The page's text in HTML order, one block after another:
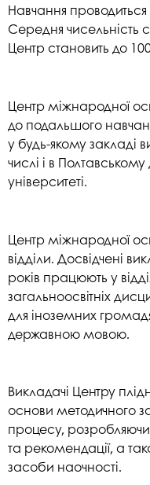
Навчання
Середня чисельність
Центр становить до
Центр міжнародної
до подальшого
у будь-якому закладі
числі і в
університеті.
Центр міжнародної
відділи. Досвідчені
років працюють у
загальноосвітніх
для іноземних
державною мовою.
Викладачі Центру
основи методичного
процесу, розробляючи
та рекомендації, а
засоби наочності.